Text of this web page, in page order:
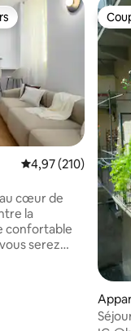
: 4,97 sur
plus appréciés
Évaluation
4,97 (210)
au cœur de
la
confortable
serez